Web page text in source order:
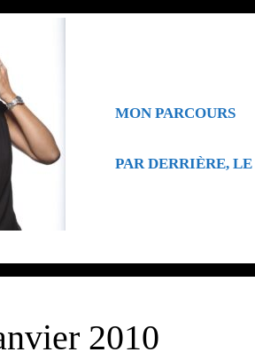
MON PARCOURS
PAR DERRIÈRE,
2010